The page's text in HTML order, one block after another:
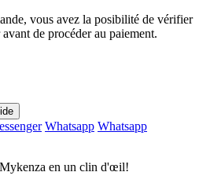
vous avez la posibilité de vérifier
de procéder au paiement.
Whatsapp Whatsapp
en un clin d'œil!